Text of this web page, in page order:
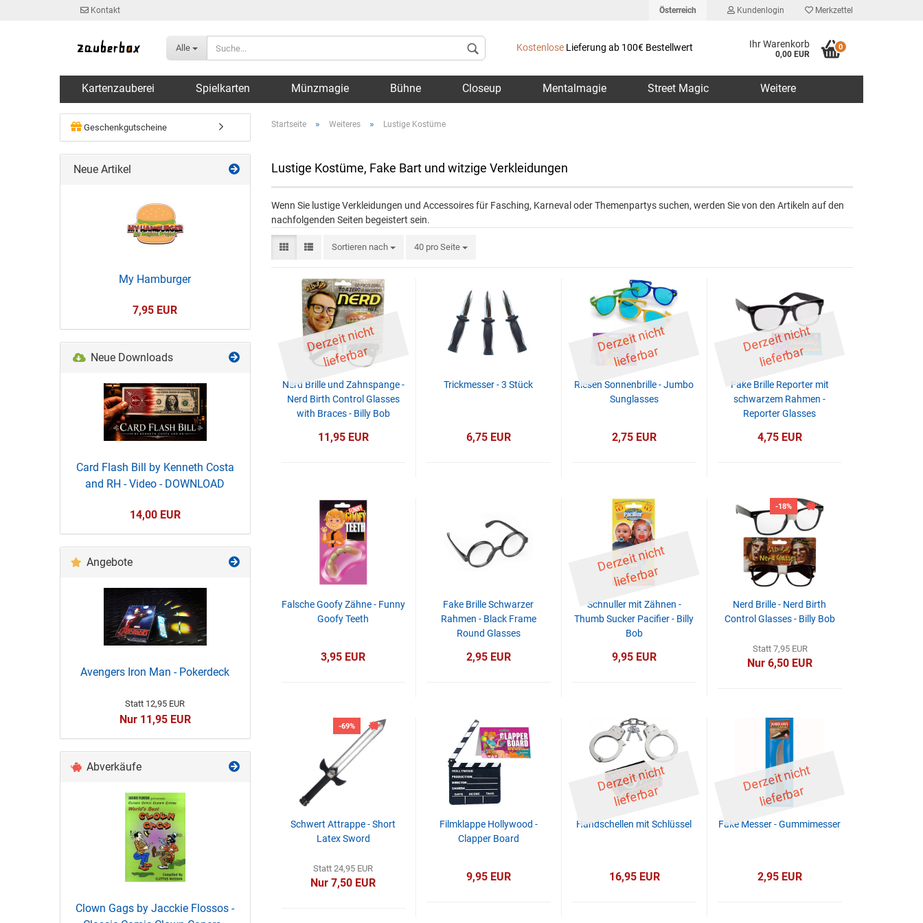
Kontakt Österreich
Lieferland
Kundenlogin
Konto erstellen
Merkzettel
Alle Kostenlose Lieferung ab 100€ Bestellwert Ihr Warenkorb
0,00 EUR
0
Kartenzauberei Spielkarten Münzmagie Bühne Closeup Mentalmagie Street Magic Weitere
Startseite » Weiteres » Lustige Kostüme
Lustige Kostüme, Fake Bart und witzige Verkleidungen
Wenn Sie lustige Verkleidungen und Accessoires für Fasching, Karneval oder Themenpartys suchen, werden Sie von den Artikeln auf den
nachfolgenden Seiten begeistert sein.
Sortieren nach 40 pro Seite
D
er
z
eit
ni
c
ht
li
ef
er
b
ar
Nerd Brille und Zahnspange -
Nerd Birth Control Glasses
with Braces - Billy Bob
11,95 EUR
Trickmesser - 3 Stück
6,75 EUR
D
er
z
eit
ni
c
ht
li
ef
er
b
ar
Riesen Sonnenbrille - Jumbo
Sunglasses
2,75 EUR
D
er
z
eit
ni
c
ht
li
ef
er
b
ar
Fake Brille Reporter mit
schwarzem Rahmen -
Reporter Glasses
4,75 EUR
Falsche Goofy Zähne - Funny
Goofy Teeth
3,95 EUR
Fake Brille Schwarzer
Rahmen - Black Frame
Round Glasses
2,95 EUR
D
er
z
eit
ni
c
ht
li
ef
er
b
ar
Schnuller mit Zähnen -
Thumb Sucker Pacifier - Billy
Bob
9,95 EUR
-18%
Nerd Brille - Nerd Birth
Control Glasses - Billy Bob
Statt 7,95 EUR
Nur 6,50 EUR
-69%
Schwert Attrappe - Short
Latex Sword
Statt 24,95 EUR
Nur 7,50 EUR
Filmklappe Hollywood -
Clapper Board
9,95 EUR
D
er
z
eit
ni
c
ht
li
ef
er
b
ar
Handschellen mit Schlüssel
16,95 EUR
D
er
z
eit
ni
c
ht
li
ef
er
b
ar
Fake Messer - Gummimesser
2,95 EUR
Geschenkgutscheine
Neue Artikel
My Hamburger
7,95 EUR
Neue Downloads
Card Flash Bill by Kenneth Costa
and RH - Video - DOWNLOAD
14,00 EUR
Angebote
Avengers Iron Man - Pokerdeck
Statt 12,95 EUR
Nur 11,95 EUR
Abverkäufe
Clown Gags by Jacckie Flossos -